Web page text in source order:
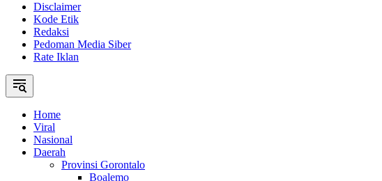
Disclaimer
Kode Etik
Redaksi
Pedoman Media Siber
Rate Iklan
Home
Viral
Nasional
Daerah
Provinsi Gorontalo
Boalemo